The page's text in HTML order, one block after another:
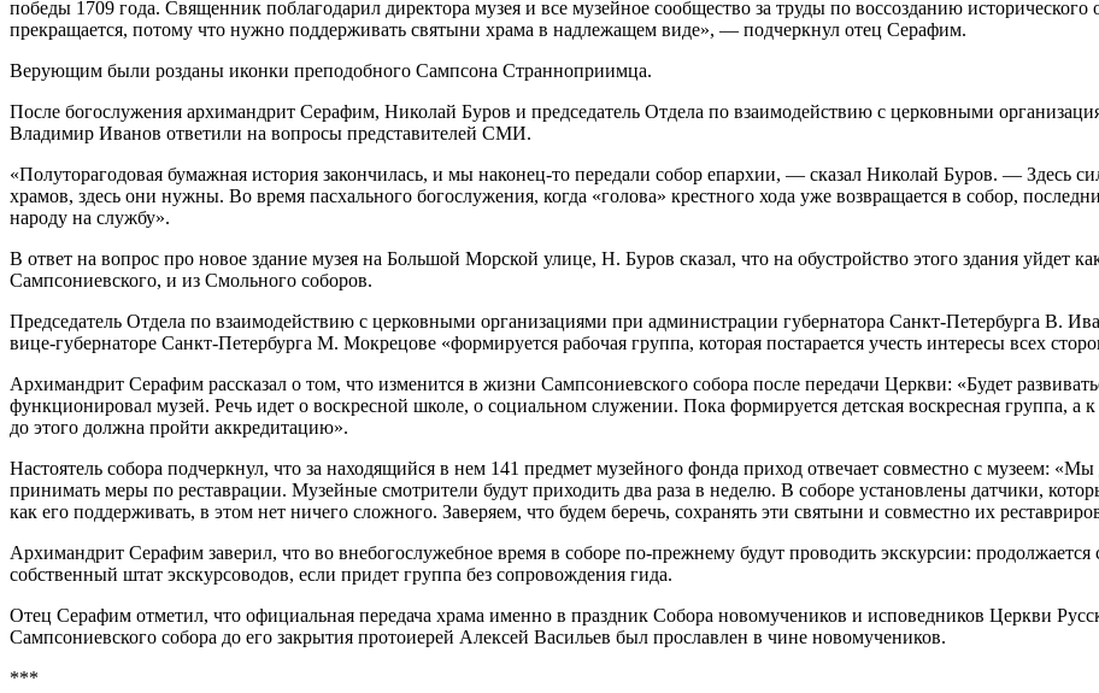
победы 1709 года. Священник поблагодарил директора музея и все музейное сообщество за труды по воссозданию
прекращается, потому что нужно поддерживать святыни храма в надлежащем виде», — подчеркнул отец Серафим.
Верующим были розданы иконки преподобного Сампсона Странноприимца.
После богослужения архимандрит Серафим, Николай Буров и председатель Отдела по взаимодействию с церковными
Владимир Иванов ответили на вопросы представителей СМИ.
«Полуторагодовая бумажная история закончилась, и мы наконец-то передали собор епархии, — сказал Николай Буров. — Здесь
храмов, здесь они нужны. Во время пасхального богослужения, когда «голова» крестного хода уже возвращается в собор,
народу на службу».
В ответ на вопрос про новое здание музея на Большой Морской улице, Н. Буров сказал, что на обустройство этого здания уйдет
Сампсониевского, и из Смольного соборов.
Председатель Отдела по взаимодействию с церковными организациями при администрации губернатора Санкт-Петербурга В.
вице-губернаторе Санкт-Петербурга М. Мокрецове «формируется рабочая группа, которая постарается учесть интересы всех
Архимандрит Серафим рассказал о том, что изменится в жизни Сампсониевского собора после передачи Церкви: «Будет
функционировал музей. Речь идет о воскресной школе, о социальном служении. Пока формируется детская воскресная группа, а
до этого должна пройти аккредитацию».
Настоятель собора подчеркнул, что за находящийся в нем 141 предмет музейного фонда приход отвечает совместно с музеем:
принимать меры по реставрации. Музейные смотрители будут приходить два раза в неделю. В соборе установлены датчики,
как его поддерживать, в этом нет ничего сложного. Заверяем, что будем беречь, сохранять эти святыни и совместно их
Архимандрит Серафим заверил, что во внебогослужебное время в соборе по-прежнему будут проводить экскурсии:
собственный штат экскурсоводов, если придет группа без сопровождения гида.
Отец Серафим отметил, что официальная передача храма именно в праздник Собора новомучеников и исповедников Церкви
Сампсониевского собора до его закрытия протоиерей Алексей Васильев был прославлен в чине новомучеников.
***